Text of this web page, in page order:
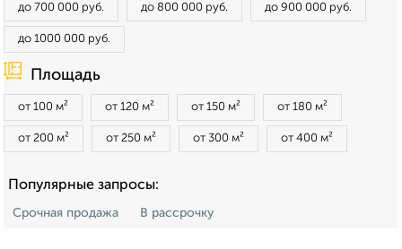
до 700 000 руб. до 800 000 руб. до 900 000 руб.
до 1000 000 руб.
Площадь
от 100 м² от 120 м² от 150 м² от 180 м²
от 200 м² от 250 м² от 300 м² от 400 м²
Популярные запросы:
Срочная продажа В рассрочку